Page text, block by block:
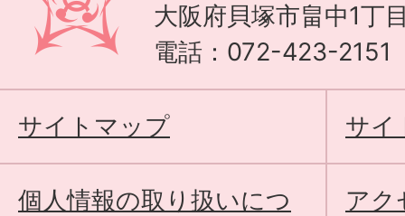
大阪府貝塚市畠中1丁
電話：072-423-2151
サイトマップ サイ
個人情報の取り扱いにつ
アク